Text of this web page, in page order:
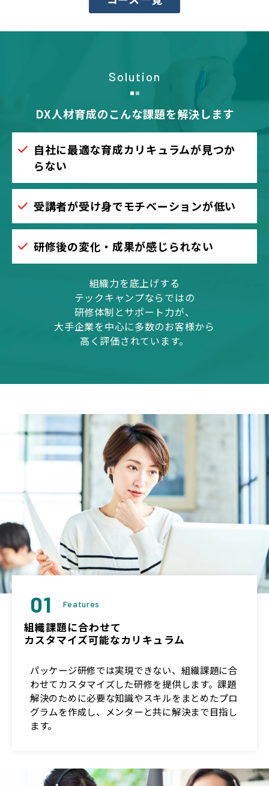
Solution
DX人材育成のこんな課題を解決します
自社に最適な育成カリキュラムが見つか
らない
受講者が受け身でモチベーションが低い
研修後の変化・成果が感じられない
組織力を底上げする
テックキャンプならではの
研修体制とサポート力が、
大手企業を中心に多数のお客様から
高く評価されています。
01 Features
組織課題に合わせて
カスタマイズ可能なカリキュラム
パッケージ研修では実現できない、組織課題に合
わせてカスタマイズした研修を提供します。課題
解決のために必要な知識やスキルをまとめたプロ
グラムを作成し、メンターと共に解決まで目指し
ます。